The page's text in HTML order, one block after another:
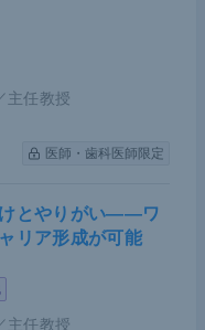
主任教授
医師・歯科医師限定
けとやりがい――ワ
リア形成が可能
主任教授